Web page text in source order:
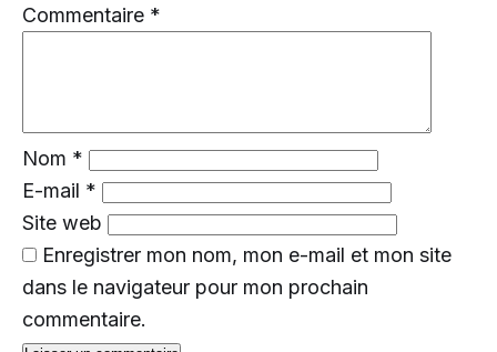
Commentaire *
Nom *
E-mail *
Site web
Enregistrer mon nom, mon e-mail et mon site
dans le navigateur pour mon prochain
commentaire.